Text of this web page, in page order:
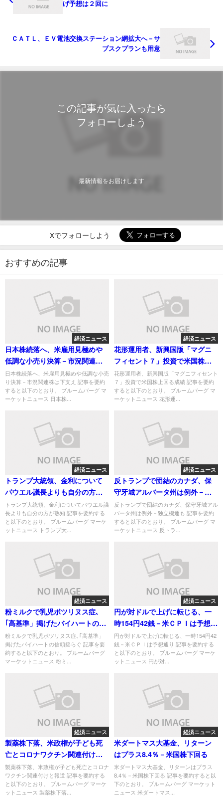
げ予想は２回に
ＣＡＴＬ、ＥＶ電池交換ステーション網拡大へ－サ
ブスクプランも用意
この記事が気に入ったら
フォローしよう
最新情報をお届けします
Xでフォローしよう
おすすめの記事
経済ニュース
日本株続落へ、米雇用見極めや
低調な小売り決算－市況関連株
は下支え
日本株続落へ、米雇用見極めや低調な小売
り決算－市況関連株は下支え 記事を要約
すると以下のとおり。 ブルームバーグ マ
ーケットニュース 日本株...
経済ニュース
花形運用者、新興国版「マグニ
フィセント７」投資で米国株上
回る成績
花形運用者、新興国版「マグニフィセント
７」投資で米国株上回る成績 記事を要約
すると以下のとおり。 ブルームバーグ マ
ーケットニュース 花形運...
経済ニュース
トランプ大統領、金利について
パウエル議長よりも自分の方が
熟知
トランプ大統領、金利についてパウエル議
長よりも自分の方が熟知 記事を要約する
と以下のとおり。 ブルームバーグ マーケ
ットニュース トランプ大...
経済ニュース
反トランプで団結のカナダ、保
守牙城アルバータ州は例外－独
立機運も
反トランプで団結のカナダ、保守牙城アル
バータ州は例外－独立機運も 記事を要約
すると以下のとおり。 ブルームバーグ マ
ーケットニュース 反トラ...
経済ニュース
粉ミルクで乳児ボツリヌス症､
｢高基準」掲げたバイハートの信
頼揺らぐ
粉ミルクで乳児ボツリヌス症､｢高基準」
掲げたバイハートの信頼揺らぐ 記事を要
約すると以下のとおり。 ブルームバーグ
マーケットニュース 粉ミ...
経済ニュース
円が対ドルで上げに転じる、一
時154円42銭－米ＣＰＩは予想通
り
円が対ドルで上げに転じる、一時154円42
銭－米ＣＰＩは予想通り 記事を要約する
と以下のとおり。 ブルームバーグ マーケ
ットニュース 円が対...
経済ニュース
製薬株下落、米政権が子ども死
亡とコロナワクチン関連付けと
報道
製薬株下落、米政権が子ども死亡とコロナ
ワクチン関連付けと報道 記事を要約する
と以下のとおり。 ブルームバーグ マーケ
ットニュース 製薬株下落...
経済ニュース
米ダートマス大基金、リターン
はプラス8.4％－米国株下回る
米ダートマス大基金、リターンはプラス
8.4％－米国株下回る 記事を要約すると以
下のとおり。 ブルームバーグ マーケット
ニュース 米ダートマス...